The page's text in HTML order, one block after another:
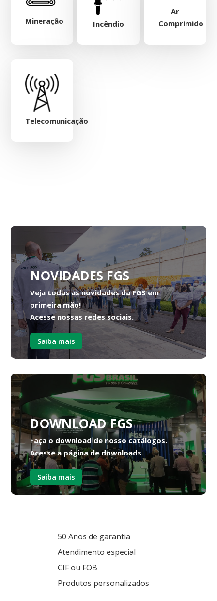
Mineração Incêndio
Ar
Comprimido
Telecomunicação
NOVIDADES FGS
Veja todas as novidades da FGS em
primeira mão!
Acesse nossas redes sociais.
Saiba mais
DOWNLOAD FGS
Faça o download de nosso catálogos.
Acesse a página de downloads.
Saiba mais
50 Anos de garantia
Atendimento especial
CIF ou FOB
Produtos personalizados